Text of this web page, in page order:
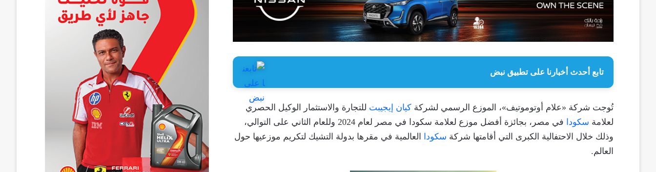
تابع أحدث أخبارنا على تطبيق نبض
تُوجت شركة «علام أوتوموتيف»، الموزع الرسمي لشركة كيان إيجيبت للتجارة والاستثمار الوكيل الحصري
لعلامة سكودا
في مصر، بجائزة أفضل موزع لعلامة سكودا في مصر لعام 2024 وللعام الثاني على التوالي،
وذلك خلال الاحتفالية الكبرى التي أقامتها شركة سكودا
العالمية في مقرها بدولة التشيك لتكريم موزعيها حول
العالم.